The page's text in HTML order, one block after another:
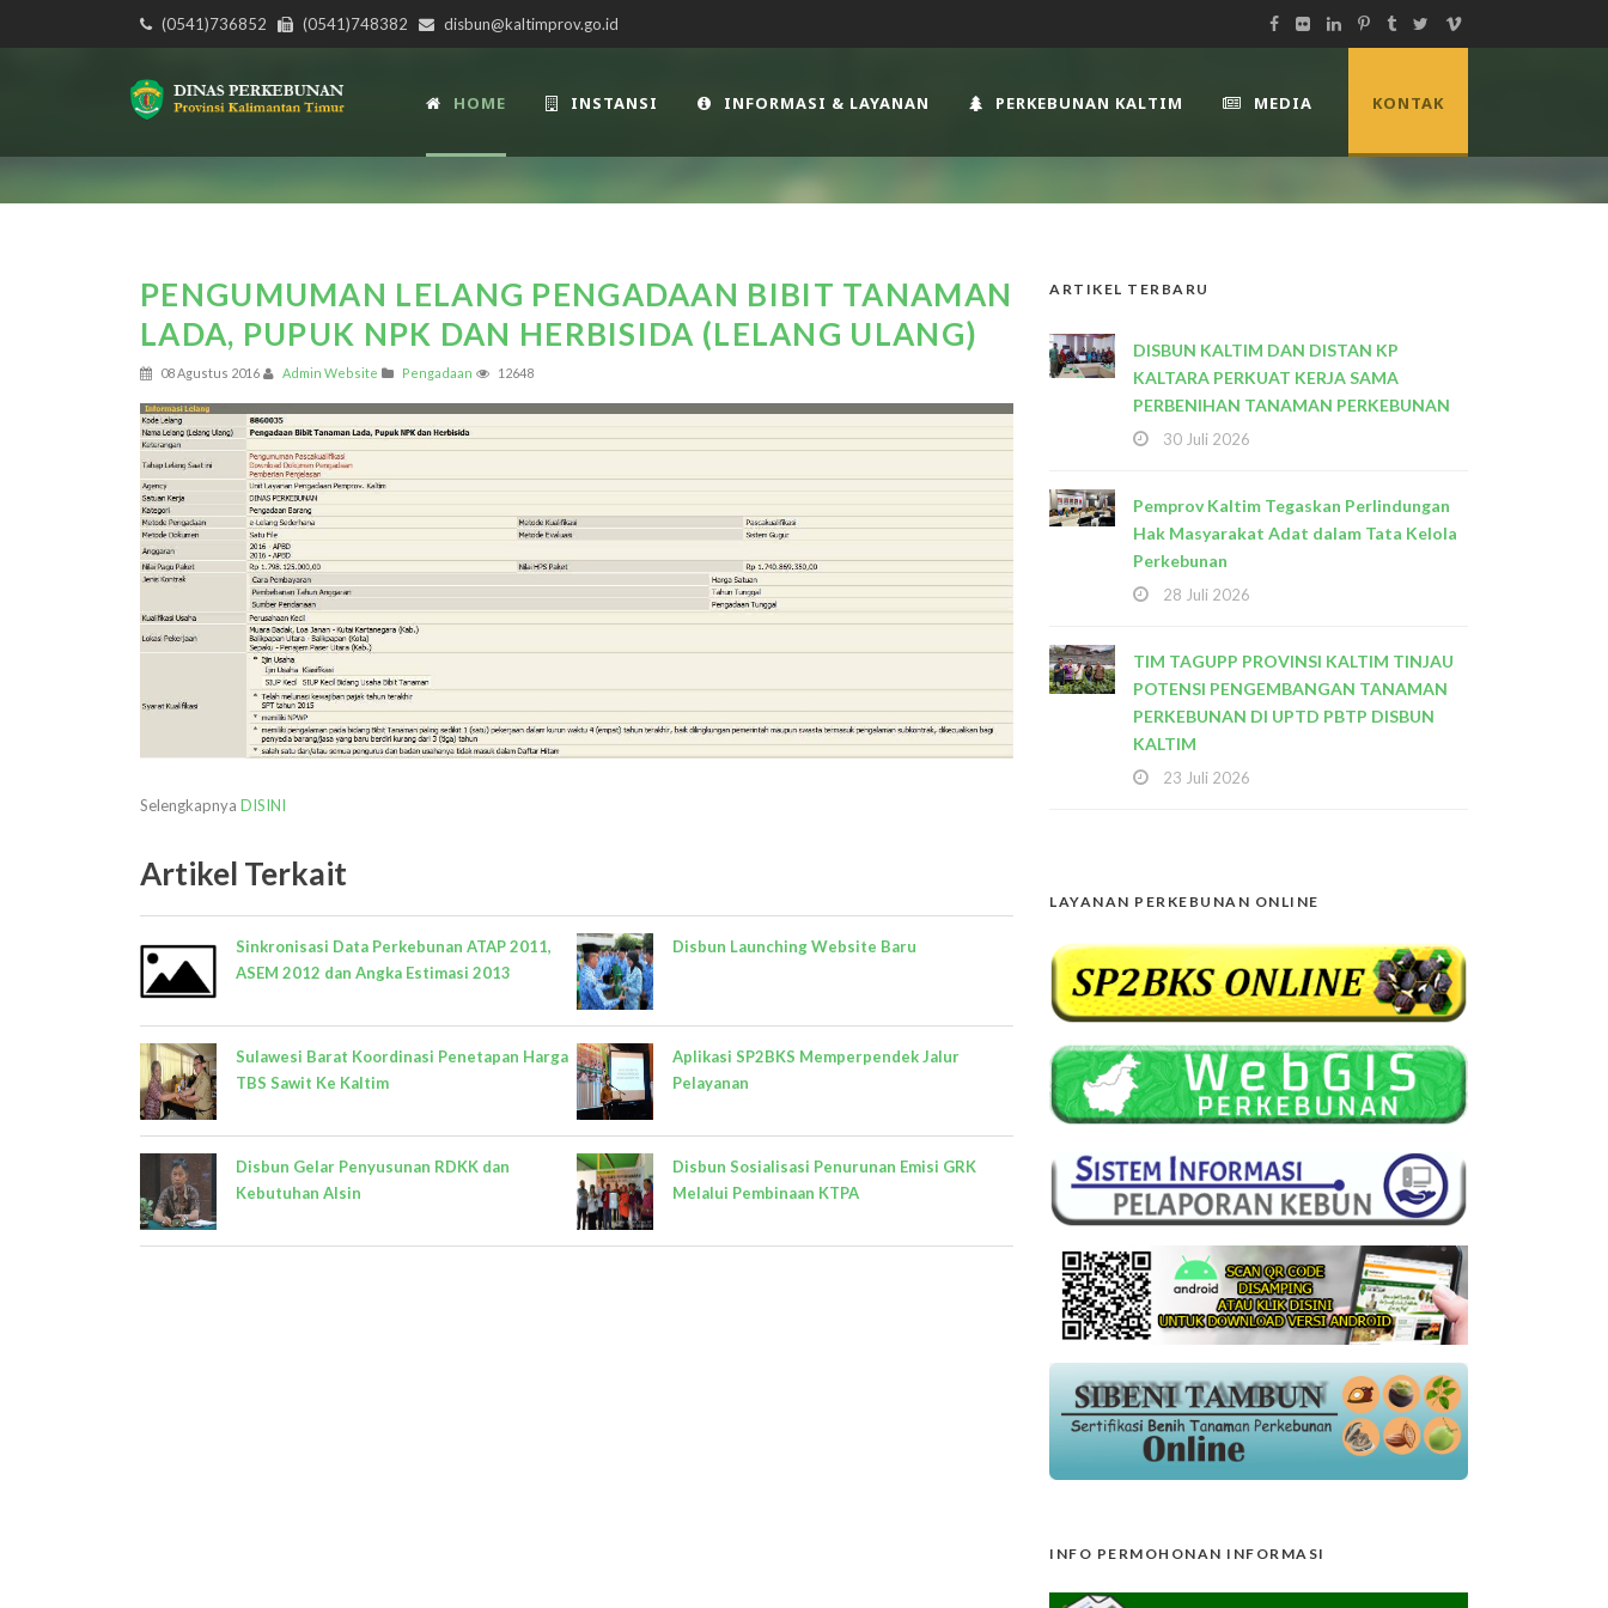
(0541)736852 (0541)748382 disbun@kaltimprov.go.id
HOME INSTANSI INFORMASI & LAYANAN PERKEBUNAN KALTIM MEDIA KONTAK
PENGUMUMAN LELANG PENGADAAN BIBIT TANAMAN
LADA, PUPUK NPK DAN HERBISIDA (LELANG ULANG)
08 Agustus 2016 Admin Website Pengadaan 12648
Selengkapnya DISINI
Artikel Terkait
Sinkronisasi Data Perkebunan ATAP 2011,
ASEM 2012 dan Angka Estimasi 2013
Sulawesi Barat Koordinasi Penetapan Harga
TBS Sawit Ke Kaltim
Disbun Gelar Penyusunan RDKK dan
Kebutuhan Alsin
Disbun Launching Website Baru
Aplikasi SP2BKS Memperpendek Jalur
Pelayanan
Disbun Sosialisasi Penurunan Emisi GRK
Melalui Pembinaan KTPA
ARTIKEL TERBARU
DISBUN KALTIM DAN DISTAN KP
KALTARA PERKUAT KERJA SAMA
PERBENIHAN TANAMAN PERKEBUNAN
30 Juli 2026
Pemprov Kaltim Tegaskan Perlindungan
Hak Masyarakat Adat dalam Tata Kelola
Perkebunan
28 Juli 2026
TIM TAGUPP PROVINSI KALTIM TINJAU
POTENSI PENGEMBANGAN TANAMAN
PERKEBUNAN DI UPTD PBTP DISBUN
KALTIM
23 Juli 2026
LAYANAN PERKEBUNAN ONLINE
INFO PERMOHONAN INFORMASI